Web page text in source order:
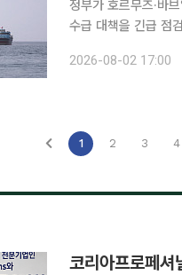
정부가 호르무즈·바
수급 대책을 긴급 점
동 전쟁 실물경제 긴
2026-08-02 17:00
1 2 3 4
코리아프로페